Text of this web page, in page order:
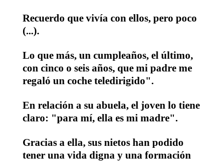
Recuerdo que vivía con ellos, pero poco
(...).
Lo que más, un cumpleaños, el último,
con cinco o seis años, que mi padre me
regaló un coche teledirigido".
En relación a su abuela, el joven lo tiene
claro: "para mí, ella es mi madre".
Gracias a ella, sus nietos han podido
tener una vida digna y una formación